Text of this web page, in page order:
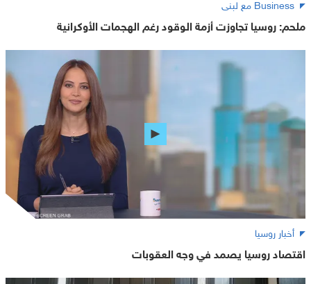
Business مع لبنى
ملحم: روسيا تجاوزت أزمة الوقود رغم الهجمات الأوكرانية
أخبار روسيا
اقتصاد روسيا يصمد في وجه العقوبات